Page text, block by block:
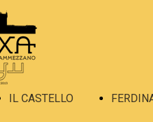
IL CASTELLO